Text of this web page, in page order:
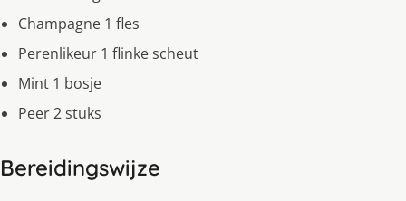
Champagne 1 fles
Perenlikeur 1 flinke scheut
Mint 1 bosje
Peer 2 stuks
Bereidingswijze